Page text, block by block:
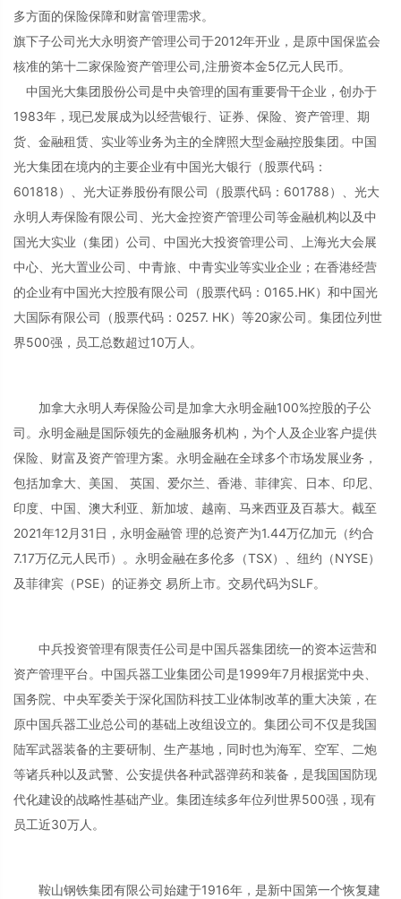
多方面的保险保障和财富管理需求。
旗下子公司光大永明资产管理公司于2012年开业，是原中国保监会
核准的第十二家保险资产管理公司,注册资本金5亿元人民币。
中国光大集团股份公司是中央管理的国有重要骨干企业，创办于
1983年，现已发展成为以经营银行、证券、保险、资产管理、期
货、金融租赁、实业等业务为主的全牌照大型金融控股集团。中国
光大集团在境内的主要企业有中国光大银行（股票代码：
601818）、光大证券股份有限公司（股票代码：601788）、光大
永明人寿保险有限公司、光大金控资产管理公司等金融机构以及中
国光大实业（集团）公司、中国光大投资管理公司、上海光大会展
中心、光大置业公司、中青旅、中青实业等实业企业；在香港经营
的企业有中国光大控股有限公司（股票代码：0165.HK）和中国光
大国际有限公司（股票代码：0257. HK）等20家公司。集团位列世
界500强，员工总数超过10万人。
加拿大永明人寿保险公司是加拿大永明金融100%控股的子公
司。永明金融是国际领先的金融服务机构，为个人及企业客户提供
保险、财富及资产管理方案。永明金融在全球多个市场发展业务，
包括加拿大、美国、 英国、爱尔兰、香港、菲律宾、日本、印尼、
印度、中国、澳大利亚、新加坡、越南、马来西亚及百慕大。截至
2021年12月31日，永明金融管 理的总资产为1.44万亿加元（约合
7.17万亿元人民币）。永明金融在多伦多（TSX）、纽约（NYSE）
及菲律宾（PSE）的证券交 易所上市。交易代码为SLF。
中兵投资管理有限责任公司是中国兵器集团统一的资本运营和
资产管理平台。中国兵器工业集团公司是1999年7月根据党中央、
国务院、中央军委关于深化国防科技工业体制改革的重大决策，在
原中国兵器工业总公司的基础上改组设立的。集团公司不仅是我国
陆军武器装备的主要研制、生产基地，同时也为海军、空军、二炮
等诸兵种以及武警、公安提供各种武器弹药和装备，是我国国防现
代化建设的战略性基础产业。集团连续多年位列世界500强，现有
员工近30万人。
鞍山钢铁集团有限公司始建于1916年，是新中国第一个恢复建